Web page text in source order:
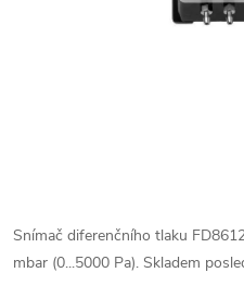
Snímač diferenčního tlaku
mbar (0...5000 Pa). Skladem